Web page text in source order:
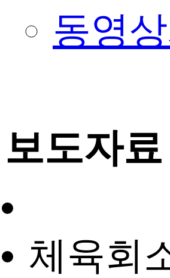
동영
보도자료
체육회